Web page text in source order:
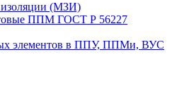
изоляции (МЗИ)
ППМ ГОСТ Р 56227
элементов в ППУ, ППМи, ВУС